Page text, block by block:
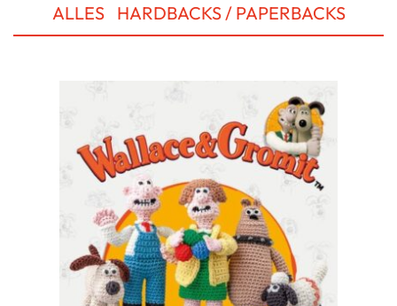
ALLES HARDBACKS / PAPERBACKS